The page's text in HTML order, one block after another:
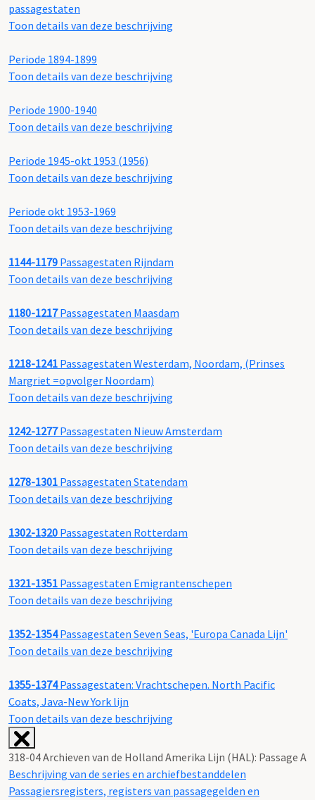
passagestaten
Toon details van deze beschrijving
Periode 1894-1899
Toon details van deze beschrijving
Periode 1900-1940
Toon details van deze beschrijving
Periode 1945-okt 1953 (1956)
Toon details van deze beschrijving
Periode okt 1953-1969
Toon details van deze beschrijving
1144-1179 Passagestaten Rijndam
Toon details van deze beschrijving
1180-1217Passagestaten Maasdam
Toon details van deze beschrijving
1218-1241 Passagestaten Westerdam, Noordam, (Prinses
Margriet =opvolger Noordam)
Toon details van deze beschrijving
1242-1277Passagestaten Nieuw Amsterdam
Toon details van deze beschrijving
1278-1301 Passagestaten Statendam
Toon details van deze beschrijving
1302-1320 Passagestaten Rotterdam
Toon details van deze beschrijving
1321-1351 Passagestaten Emigrantenschepen
Toon details van deze beschrijving
1352-1354Passagestaten Seven Seas, 'Europa Canada Lijn'
Toon details van deze beschrijving
1355-1374 Passagestaten: Vrachtschepen. North Pacific
Coats, Java-New York lijn
Toon details van deze beschrijving
318-04 Archieven van de Holland Amerika Lijn (HAL): Passage A
Beschrijving van de series en archiefbestanddelen
Passagiersregisters, registers van passagegelden en